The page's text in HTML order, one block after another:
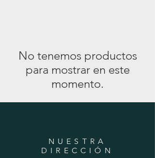
No tenemos productos
para mostrar en este
momento.
NUESTRA
DIRECCIÓN